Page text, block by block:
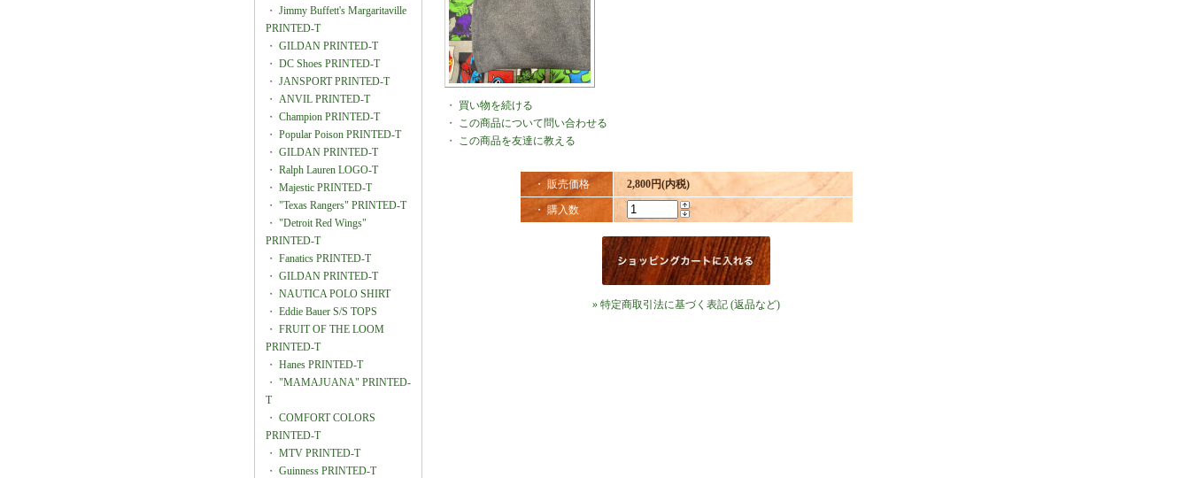
・ Jimmy Buffett's Margaritaville
PRINTED-T
・ GILDAN PRINTED-T
・ DC Shoes PRINTED-T
・ JANSPORT PRINTED-T
・ ANVIL PRINTED-T
・ Champion PRINTED-T
・ Popular Poison PRINTED-T
・ GILDAN PRINTED-T
・ Ralph Lauren LOGO-T
・ Majestic PRINTED-T
・ "Texas Rangers" PRINTED-T
・ "Detroit Red Wings"
PRINTED-T
・ Fanatics PRINTED-T
・ GILDAN PRINTED-T
・ NAUTICA POLO SHIRT
・ Eddie Bauer S/S TOPS
・ FRUIT OF THE LOOM
PRINTED-T
・ Hanes PRINTED-T
・ "MAMAJUANA" PRINTED-
T
・ COMFORT COLORS
PRINTED-T
・ MTV PRINTED-T
・ Guinness PRINTED-T
・ 買い物を続ける
・ この商品について問い合わせる
・ この商品を友達に教える
・ 販売価格 2,800円(内税)
・ 購入数
» 特定商取引法に基づく表記 (返品など)